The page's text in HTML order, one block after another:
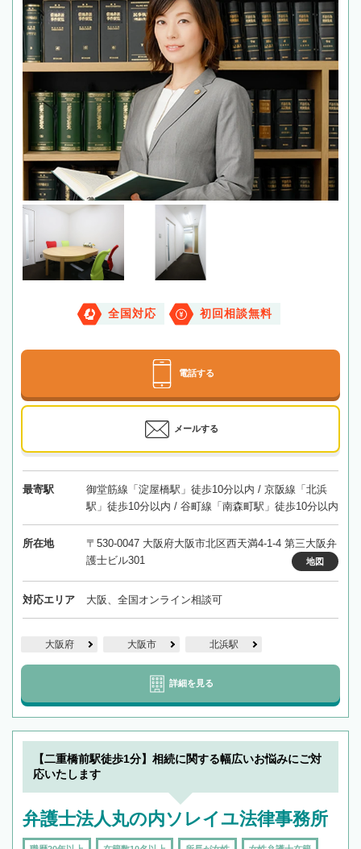
全国対応 初回相談無料
電話する
メールする
最寄駅
御堂筋線「淀屋橋駅」徒歩10分以内 / 京阪線「北浜
駅」徒歩10分以内 / 谷町線「南森町駅」徒歩10分以内
所在地
〒530-0047 大阪府大阪市北区西天満4-1-4 第三大阪弁
護士ビル301
地図
対応エリア 大阪、全国オンライン相談可
大阪府 大阪市 北浜駅
詳細を見る
【二重橋前駅徒歩1分】相続に関する幅広いお悩みにご対
応いたします
弁護士法人丸の内ソレイユ法律事務所